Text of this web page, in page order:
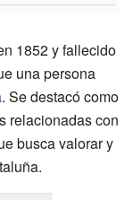
1852 y fallecido
una persona
. Se destacó como
relacionadas con
busca valorar y